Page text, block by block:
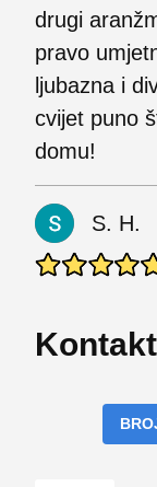
drugi
pravo
ljubazna i
cvijet puno
domu!
S. H.
Kontakt